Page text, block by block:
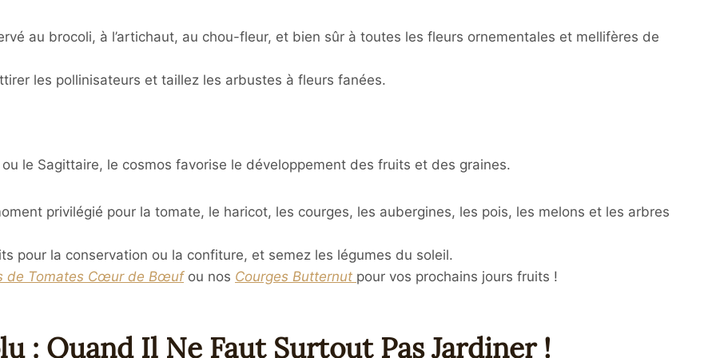
au brocoli, à l’artichaut, au chou-fleur, et bien sûr à toutes les fleurs ornementales et mellifères de
les pollinisateurs et taillez les arbustes à fleurs fanées.
le Sagittaire, le cosmos favorise le développement des fruits et des graines.
privilégié pour la tomate, le haricot, les courges, les aubergines, les pois, les melons et les arbres
pour la conservation ou la confiture, et semez les légumes du soleil.
de Tomates Cœur de Bœufou nos Courges Butternut pour vos prochains jours fruits !
: Quand Il Ne Faut Surtout Pas Jardiner !